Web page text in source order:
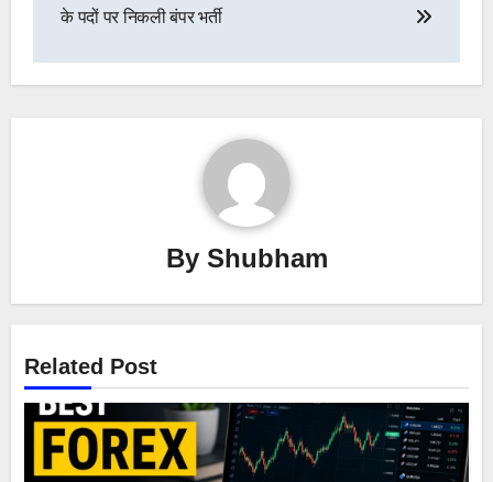
के पदों पर निकली बंपर भर्ती
By Shubham
Related Post